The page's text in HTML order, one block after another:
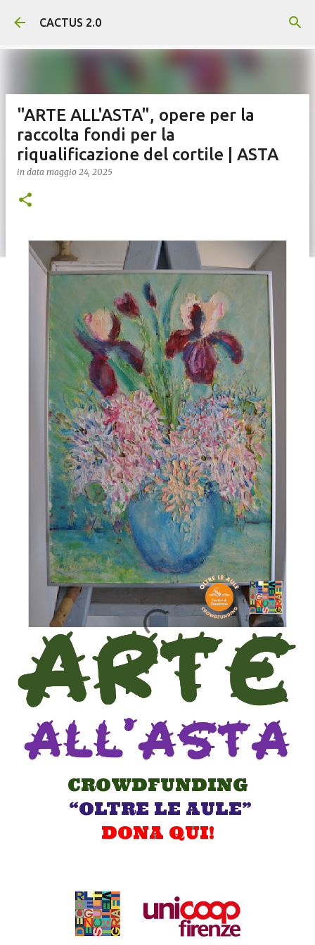
Passa ai contenuti principali
CACTUS 2.0
"ARTE ALL'ASTA", opere per la
raccolta fondi per la
riqualificazione del cortile | ASTA
in data maggio 24, 2025
CROWDFUNDING
“OLTRE LE AULE”
DONA QUI!